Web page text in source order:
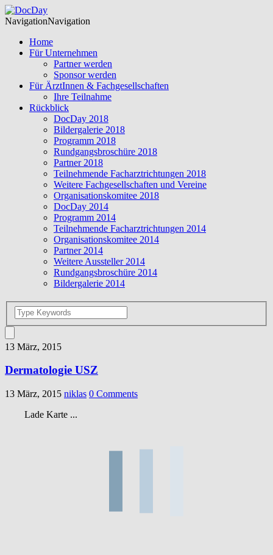
NavigationNavigation
Home
Für Unternehmen
Partner werden
Sponsor werden
Für ÄrztInnen & Fachgesellschaften
Ihre Teilnahme
Rückblick
DocDay 2018
Bildergalerie 2018
Programm 2018
Rundgangsbroschüre 2018
Partner 2018
Teilnehmende Facharztrichtungen 2018
Weitere Fachgesellschaften und Vereine
Organisationskomitee 2018
DocDay 2014
Programm 2014
Teilnehmende Facharztrichtungen 2014
Organisationskomitee 2014
Partner 2014
Weitere Aussteller 2014
Rundgangsbroschüre 2014
Bildergalerie 2014
13 März, 2015
Dermatologie USZ
13 März, 2015 niklas 0 Comments
Lade Karte ...